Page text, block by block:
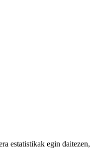
estatistikak egin daitezen,